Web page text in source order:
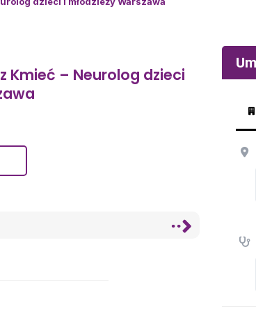
Kmieć – Neurolog dzieci